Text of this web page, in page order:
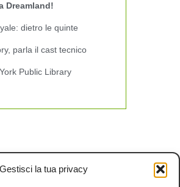
Gestisci la tua privacy
Dreamland!
dietro le quinte
parla il cast tecnico
Public Library